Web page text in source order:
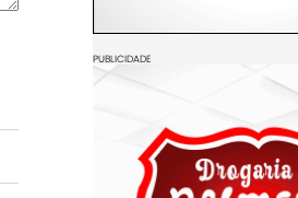
PUBLICIDADE